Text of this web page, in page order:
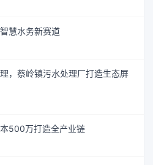
慧水务新赛道
，蔡岭镇污水处理厂打造生态屏
500万打造全产业链